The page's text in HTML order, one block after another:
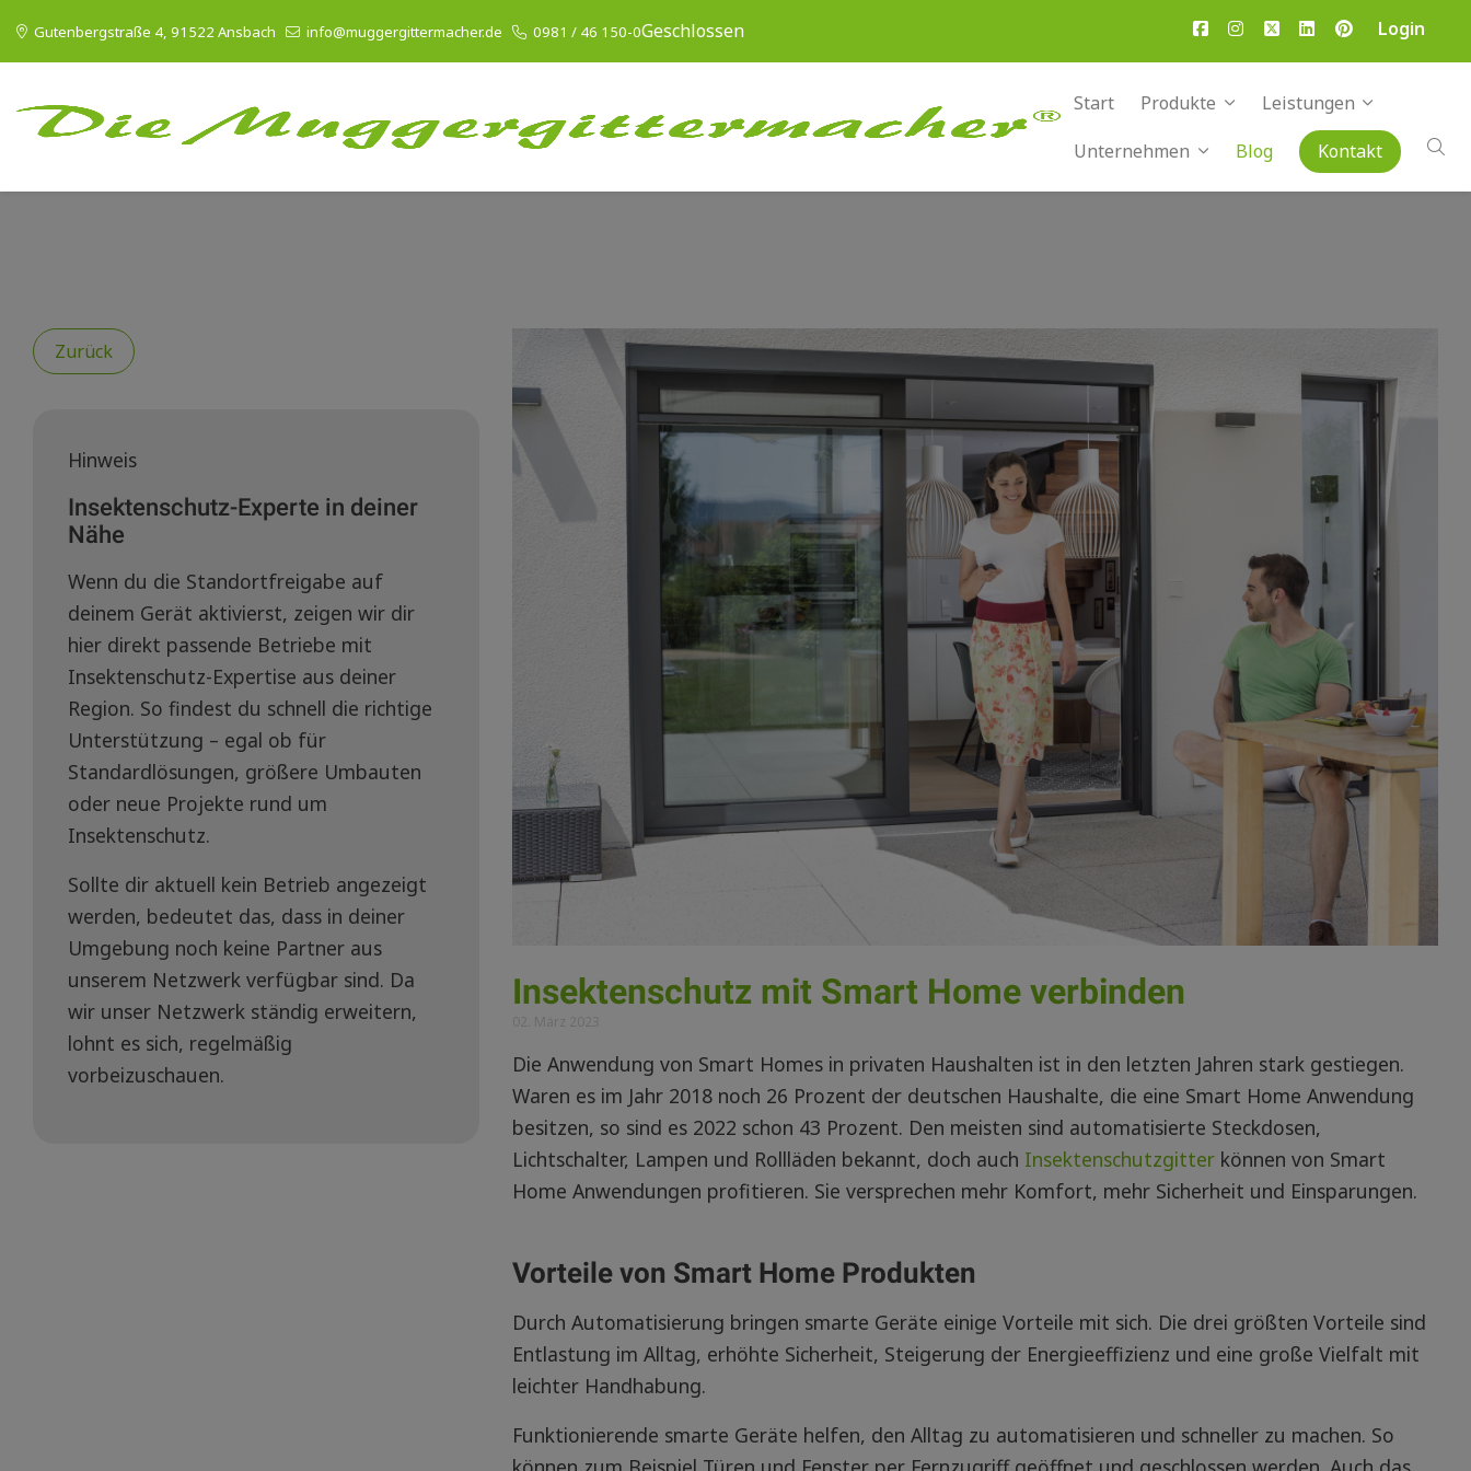
Gutenbergstraße 4, 91522 Ansbach info@muggergittermacher.de 0981 / 46 150-0Geschlossen Login
Start Produkte
Leistungen
Unternehmen
Blog Kontakt
Zurück
Hinweis
Insektenschutz-Experte in deiner
Nähe
Wenn du die Standortfreigabe auf
deinem Gerät aktivierst, zeigen wir dir
hier direkt passende Betriebe mit
Insektenschutz-Expertise aus deiner
Region. So findest du schnell die richtige
Unterstützung – egal ob für
Standardlösungen, größere Umbauten
oder neue Projekte rund um
Insektenschutz.
Sollte dir aktuell kein Betrieb angezeigt
werden, bedeutet das, dass in deiner
Umgebung noch keine Partner aus
unserem Netzwerk verfügbar sind. Da
wir unser Netzwerk ständig erweitern,
lohnt es sich, regelmäßig
vorbeizuschauen.
Insektenschutz mit Smart Home verbinden
Die Anwendung von Smart Homes in privaten Haushalten ist in den letzten Jahren stark gestiegen.
Waren es im Jahr 2018 noch 26 Prozent der deutschen Haushalte, die eine Smart Home Anwendung
besitzen, so sind es 2022 schon 43 Prozent. Den meisten sind automatisierte Steckdosen,
Lichtschalter, Lampen und Rollläden bekannt, doch auch Insektenschutzgitter können von Smart
Home Anwendungen profitieren. Sie versprechen mehr Komfort, mehr Sicherheit und Einsparungen.
Vorteile von Smart Home Produkten
Durch Automatisierung bringen smarte Geräte einige Vorteile mit sich. Die drei größten Vorteile sind
Entlastung im Alltag, erhöhte Sicherheit, Steigerung der Energieeffizienz und eine große Vielfalt mit
leichter Handhabung.
Funktionierende smarte Geräte helfen, den Alltag zu automatisieren und schneller zu machen. So